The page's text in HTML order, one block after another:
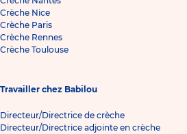
Crèche Nice
Crèche Paris
Crèche Rennes
Crèche Toulouse
Travailler chez Babilou
Directeur/Directrice de crèche
Directeur/Directrice adjointe en crèche